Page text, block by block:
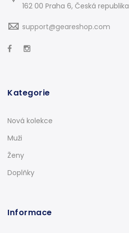
162 00 Praha 6, Česká republika
support@geareshop.com
Kategorie
Nová kolekce
Muži
Ženy
Doplňky
Informace